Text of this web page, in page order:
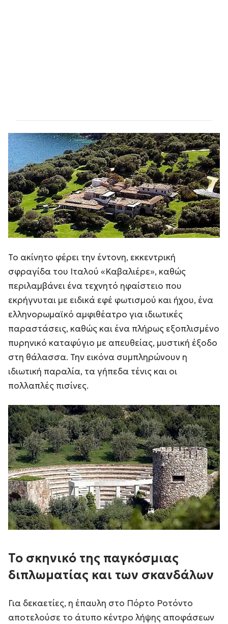
Το ακίνητο φέρει την έντονη, εκκεντρική
σφραγίδα του Ιταλού «Καβαλιέρε», καθώς
περιλαμβάνει ένα τεχνητό ηφαίστειο που
εκρήγνυται με ειδικά εφέ φωτισμού και ήχου, ένα
ελληνορωμαϊκό αμφιθέατρο για ιδιωτικές
παραστάσεις, καθώς και ένα πλήρως εξοπλισμένο
πυρηνικό καταφύγιο με απευθείας, μυστική έξοδο
στη θάλασσα. Την εικόνα συμπληρώνουν η
ιδιωτική παραλία, τα γήπεδα τένις και οι
πολλαπλές πισίνες.
Το σκηνικό της παγκόσμιας
διπλωματίας και των σκανδάλων
Για δεκαετίες, η έπαυλη στο Πόρτο Ροτόντο
αποτελούσε το άτυπο κέντρο λήψης αποφάσεων